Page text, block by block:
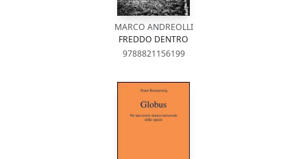
MARCO ANDREOLLI
FREDDO DENTRO
9788821156199